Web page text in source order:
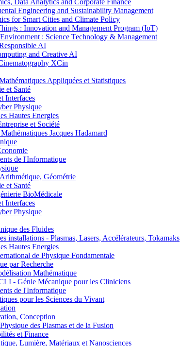
Data Analytics and Corporate Finance
Engineering and Sustainability Management
for Smart Cities and Climate Policy
: Innovation and Management Program (IoT)
: Science Technology & Management
AI
and Creative AI
XCin
Appliquées et Statistiques
et Santé
Interfaces
Physique
Hautes Energies
et Société
Jacques Hadamard
de l'Informatique
Géométrie
et Santé
BioMédicale
Interfaces
Physique
des Fluides
- Plasmas, Lasers, Accélérateurs, Tokamaks
Hautes Energies
de Physique Fondamentale
par Recherche
Mathématique
- Génie Mécanique pour les Cliniciens
de l'Informatique
pour les Sciences du Vivant
Conception
des Plasmas et de la Fusion
et Finance
Lumière, Matériaux et Nanosciences